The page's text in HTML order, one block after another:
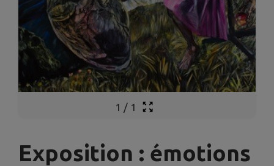
1 / 1
Exposition : émotions